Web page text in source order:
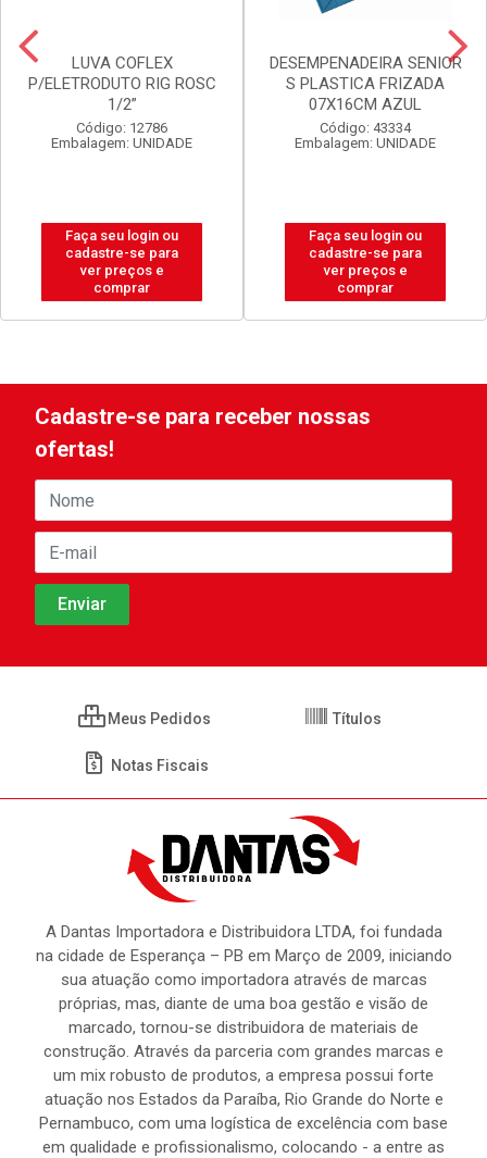
LUVA COFLEX
P/ELETRODUTO RIG ROSC
1/2”
Código: 12786
Embalagem: UNIDADE
Faça seu login ou
cadastre-se para
ver preços e
comprar
DESEMPENADEIRA SENIOR
S PLASTICA FRIZADA
07X16CM AZUL
Código: 43334
Embalagem: UNIDADE
Faça seu login ou
cadastre-se para
ver preços e
comprar
Cadastre-se para receber nossas
ofertas!
Meus Pedidos Títulos
Notas Fiscais
A Dantas Importadora e Distribuidora LTDA, foi fundada
na cidade de Esperança – PB em Março de 2009, iniciando
sua atuação como importadora através de marcas
próprias, mas, diante de uma boa gestão e visão de
marcado, tornou-se distribuidora de materiais de
construção. Através da parceria com grandes marcas e
um mix robusto de produtos, a empresa possui forte
atuação nos Estados da Paraíba, Rio Grande do Norte e
Pernambuco, com uma logística de excelência com base
em qualidade e profissionalismo, colocando - a entre as